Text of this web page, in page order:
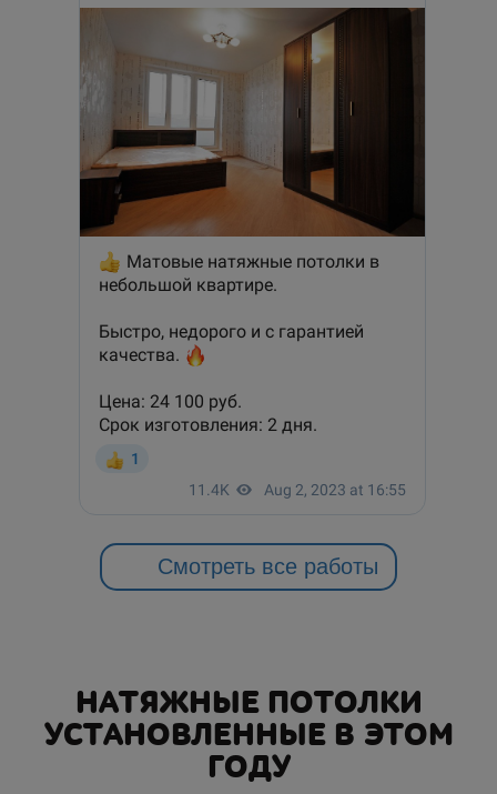
Смотреть все работы
НАТЯЖНЫЕ ПОТОЛКИ
УСТАНОВЛЕННЫЕ В ЭТОМ
ГОДУ